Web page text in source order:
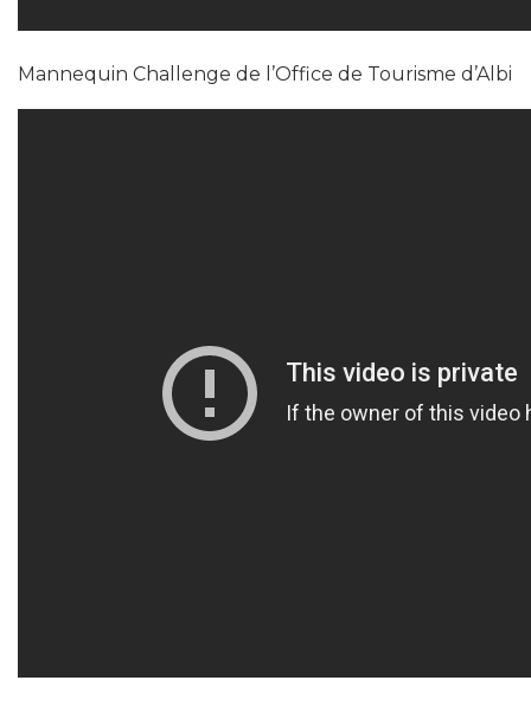
Mannequin Challenge de l’Office de Tourisme d’Albi